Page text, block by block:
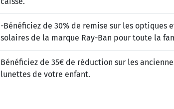
-Bénéficiez de 30% de remise sur les optiques
solaires de la marque Ray-Ban pour toute la
Bénéficiez de 35€ de réduction sur les
lunettes de votre enfant.